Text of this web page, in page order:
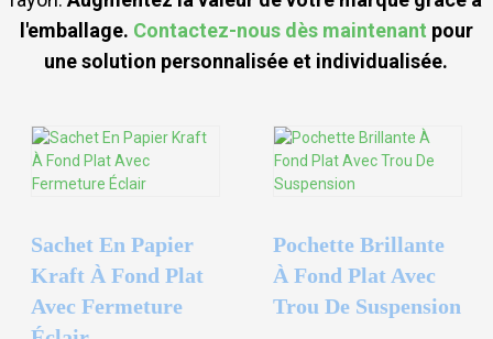
l'emballage. Contactez-nous dès maintenant pour
une solution personnalisée et individualisée.
Sachet En Papier
Kraft À Fond Plat
Avec Fermeture
Pochette Brillante
À Fond Plat Avec
Trou De Suspension